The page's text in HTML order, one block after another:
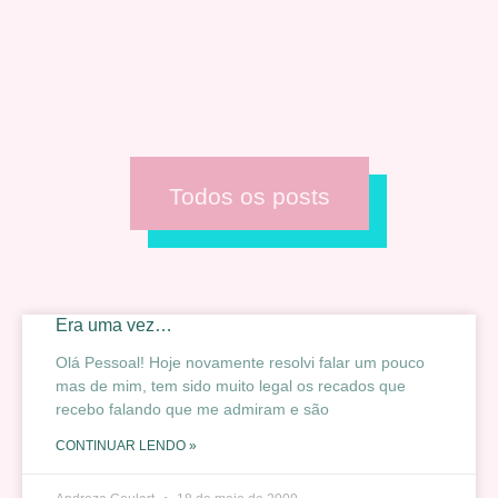
Todos os posts
Era uma vez…
Olá Pessoal! Hoje novamente resolvi falar um pouco
mas de mim, tem sido muito legal os recados que
recebo falando que me admiram e são
CONTINUAR LENDO »